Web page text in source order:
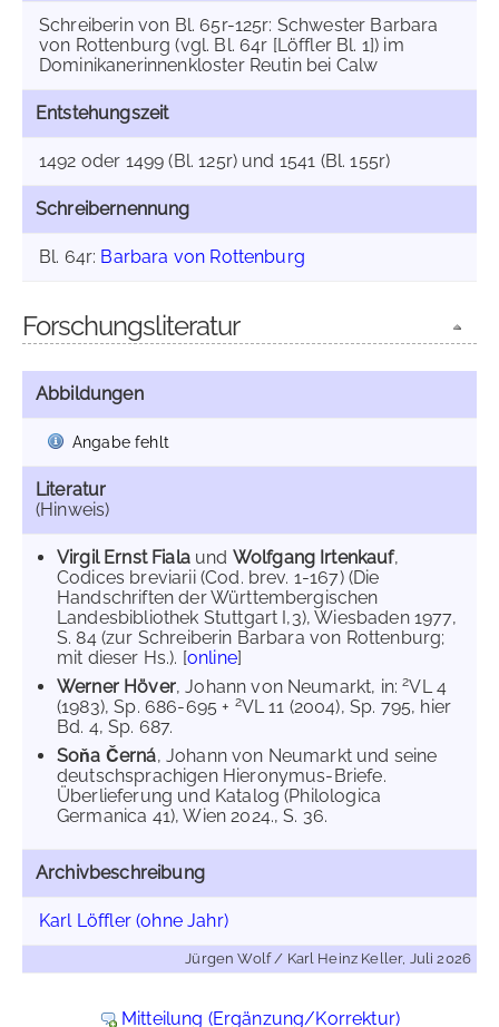
Schreiberin von Bl. 65r-125r: Schwester Barbara
von Rottenburg (vgl. Bl. 64r [Löffler Bl. 1]) im
Dominikanerinnenkloster Reutin bei Calw
Entstehungszeit
1492 oder 1499 (Bl. 125r) und 1541 (Bl. 155r)
Schreibernennung
Bl. 64r: Barbara von Rottenburg
Forschungsliteratur
Abbildungen
Angabe fehlt
Literatur
(Hinweis)
Virgil Ernst Fialaund Wolfgang Irtenkauf,
Codices breviarii (Cod. brev. 1-167) (Die
Handschriften der Württembergischen
Landesbibliothek Stuttgart I,3), Wiesbaden 1977,
S. 84 (zur Schreiberin Barbara von Rottenburg;
mit dieser Hs.). [online]
Werner Höver, Johann von Neumarkt, in:2VL 4
(1983), Sp. 686-695 + 2VL 11 (2004), Sp. 795, hier
Bd. 4, Sp. 687.
Soňa Černá, Johann von Neumarkt und seine
deutschsprachigen Hieronymus-Briefe.
Überlieferung und Katalog (Philologica
Germanica 41), Wien 2024., S. 36.
Archivbeschreibung
Karl Löffler (ohne Jahr)
Jürgen Wolf / Karl Heinz Keller, Juli 2026
Mitteilung (Ergänzung/Korrektur)